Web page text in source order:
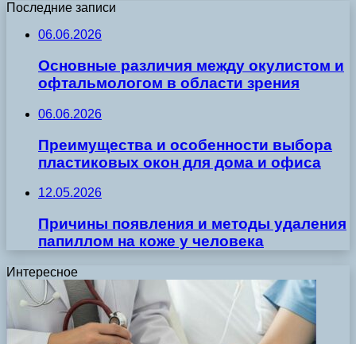
Последние записи
06.06.2026
Основные различия между окулистом и
офтальмологом в области зрения
06.06.2026
Преимущества и особенности выбора
пластиковых окон для дома и офиса
12.05.2026
Причины появления и методы удаления
папиллом на коже у человека
Интересное